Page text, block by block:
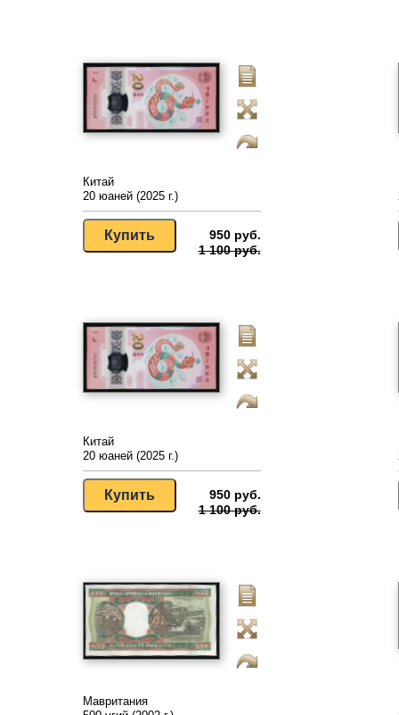
Китай
20 юаней (2025 г.)
950 руб.
1 100 руб.
Китай
20 юаней (2025 г.)
950 руб.
1 100 руб.
Мавритания